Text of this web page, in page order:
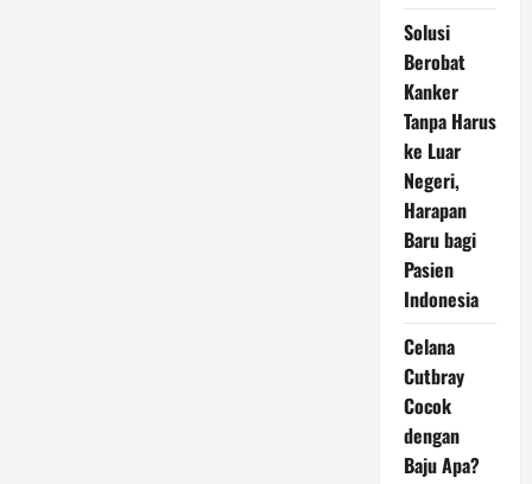
Solusi
Berobat
Kanker
Tanpa Harus
ke Luar
Negeri,
Harapan
Baru bagi
Pasien
Indonesia
Celana
Cutbray
Cocok
dengan
Baju Apa?